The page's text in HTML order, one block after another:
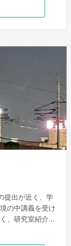
ど、様々な意見
です。 抱負の実
でアプリを閉じ
提出が近く、学
の中講義を受け
、研究室紹介が
たので、できる